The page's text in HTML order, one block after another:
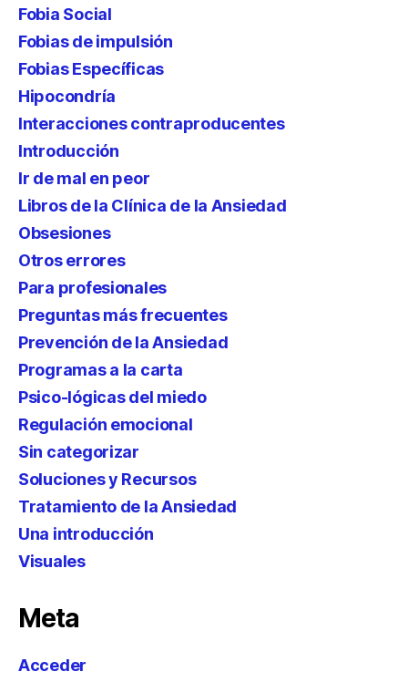
Fobia Social
Fobias de impulsión
Fobias Específicas
Hipocondría
Interacciones contraproducentes
Introducción
Ir de mal en peor
Libros de la Clínica de la Ansiedad
Obsesiones
Otros errores
Para profesionales
Preguntas más frecuentes
Prevención de la Ansiedad
Programas a la carta
Psico-lógicas del miedo
Regulación emocional
Sin categorizar
Soluciones y Recursos
Tratamiento de la Ansiedad
Una introducción
Visuales
Meta
Acceder